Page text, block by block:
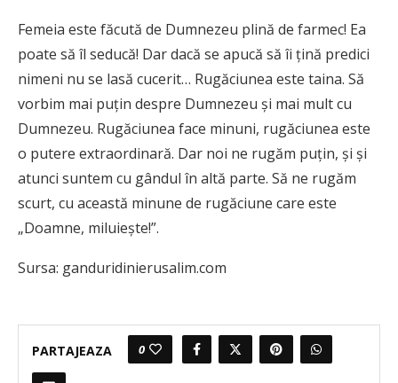
Femeia este făcută de Dumnezeu plină de farmec! Ea
poate să îl seducă! Dar dacă se apucă să îi ţină predici
nimeni nu se lasă cucerit… Rugăciunea este taina. Să
vorbim mai puţin despre Dumnezeu şi mai mult cu
Dumnezeu. Rugăciunea face minuni, rugăciunea este
o putere extraordinară. Dar noi ne rugăm puţin, şi şi
atunci suntem cu gândul în altă parte. Să ne rugăm
scurt, cu această minune de rugăciune care este
„Doamne, miluieşte!”.
Sursa: ganduridinierusalim.com
PARTAJEAZA 0